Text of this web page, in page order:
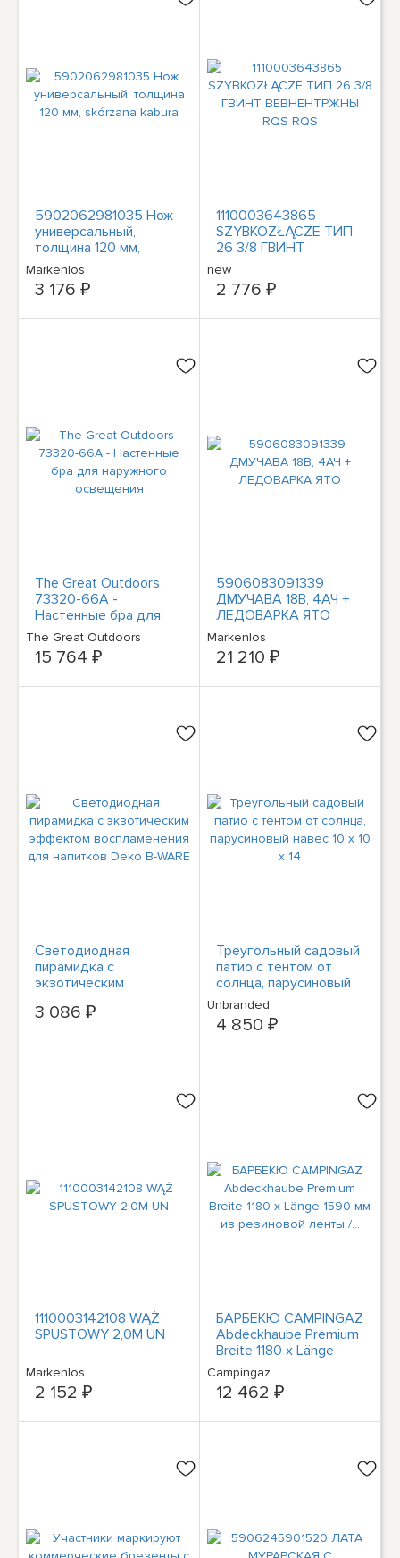
5902062981035 Нож
универсальный,
толщина 120 мм,
skórzana kabura
Markenlos
3 176 ₽
1110003643865
SZYBKOZŁĄCZE ТИП
26 3/8 ГВИНТ
ВЕВНЕНТРЖНЫ RQS
RQS
new
2 776 ₽
The Great Outdoors
73320-66A -
Настенные бра для
наружного освещения
The Great Outdoors
15 764 ₽
5906083091339
ДМУЧАВА 18В, 4АЧ +
ЛЕДОВАРКА ЯТО
Markenlos
21 210 ₽
Светодиодная
пирамидка с
экзотическим
воспламенения для
3 086 ₽
Треугольный садовый
патио с тентом от
солнца, парусиновый
навес 10 x 10 x 14
Unbranded
4 850 ₽
1110003142108 WĄŻ
SPUSTOWY 2,0М UN
Markenlos
2 152 ₽
БАРБЕКЮ CAMPINGAZ
Abdeckhaube Premium
Breite 1180 x Länge
1590 мм из резиновой
ленты /...
Campingaz
12 462 ₽